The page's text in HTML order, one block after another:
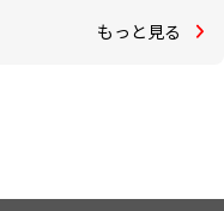
もっと見る